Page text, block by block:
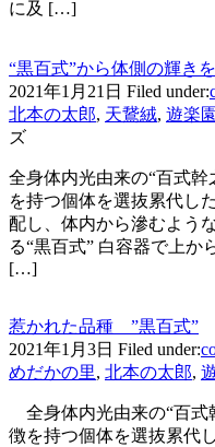
に及 […]
“黒百式”から体側の輝き
2021年1月21日 Filed under:
北本の太郎, 天鵞絨, 遊楽園
ズ
全身体内光由来の“百式
を持つ個体を選抜累代し
配し、体内から滲むよう
る“黒百式” 白容器で上か
[…]
惹かれた品種 ”黒百式”
2021年1月3日 Filed under:
めだかの里, 北本の太郎,
全身体内光由来の“百式
徴を持つ個体を選抜累代